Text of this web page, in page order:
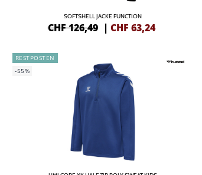
SOFTSHELL JACKE FUNCTION
CHF 126,49 | CHF 63,24
RESTPOSTEN
-55%